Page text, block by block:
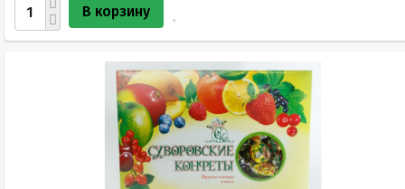
В корзину